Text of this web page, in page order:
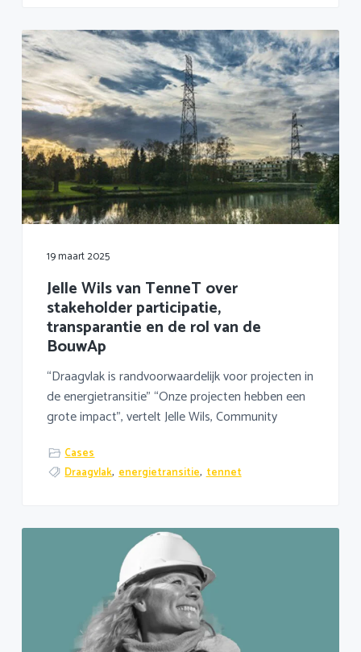
19 maart 2025
Jelle Wils van TenneT over
stakeholder participatie,
transparantie en de rol van de
BouwAp
“Draagvlak is randvoorwaardelijk voor projecten in
de energietransitie” “Onze projecten hebben een
grote impact”, vertelt Jelle Wils, Community
Cases
Draagvlak, energietransitie, tennet